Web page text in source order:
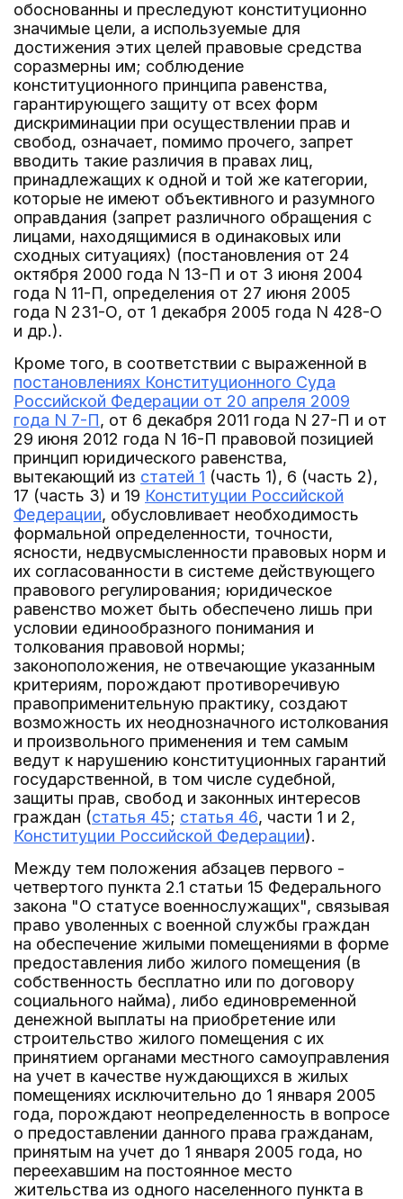
обоснованны и преследуют конституционно
значимые цели, а используемые для
достижения этих целей правовые средства
соразмерны им; соблюдение
конституционного принципа равенства,
гарантирующего защиту от всех форм
дискриминации при осуществлении прав и
свобод, означает, помимо прочего, запрет
вводить такие различия в правах лиц,
принадлежащих к одной и той же категории,
которые не имеют объективного и разумного
оправдания (запрет различного обращения с
лицами, находящимися в одинаковых или
сходных ситуациях) (постановления от 24
октября 2000 года N 13-П и от 3 июня 2004
года N 11-П, определения от 27 июня 2005
года N 231-О, от 1 декабря 2005 года N 428-О
и др.).
Кроме того, в соответствии с выраженной в
постановлениях Конституционного Суда
Российской Федерации от 20 апреля 2009
года N 7-П, от 6 декабря 2011 года N 27-П и от
29 июня 2012 года N 16-П правовой позицией
принцип юридического равенства,
вытекающий из статей 1 (часть 1), 6 (часть 2),
17 (часть 3) и 19 Конституции Российской
Федерации, обусловливает необходимость
формальной определенности, точности,
ясности, недвусмысленности правовых норм и
их согласованности в системе действующего
правового регулирования; юридическое
равенство может быть обеспечено лишь при
условии единообразного понимания и
толкования правовой нормы;
законоположения, не отвечающие указанным
критериям, порождают противоречивую
правоприменительную практику, создают
возможность их неоднозначного истолкования
и произвольного применения и тем самым
ведут к нарушению конституционных гарантий
государственной, в том числе судебной,
защиты прав, свобод и законных интересов
граждан (статья 45; статья 46, части 1 и 2,
Конституции Российской Федерации).
Между тем положения абзацев первого -
четвертого пункта 2.1 статьи 15 Федерального
закона "О статусе военнослужащих", связывая
право уволенных с военной службы граждан
на обеспечение жилыми помещениями в форме
предоставления либо жилого помещения (в
собственность бесплатно или по договору
социального найма), либо единовременной
денежной выплаты на приобретение или
строительство жилого помещения с их
принятием органами местного самоуправления
на учет в качестве нуждающихся в жилых
помещениях исключительно до 1 января 2005
года, порождают неопределенность в вопросе
о предоставлении данного права гражданам,
принятым на учет до 1 января 2005 года, но
переехавшим на постоянное место
жительства из одного населенного пункта в